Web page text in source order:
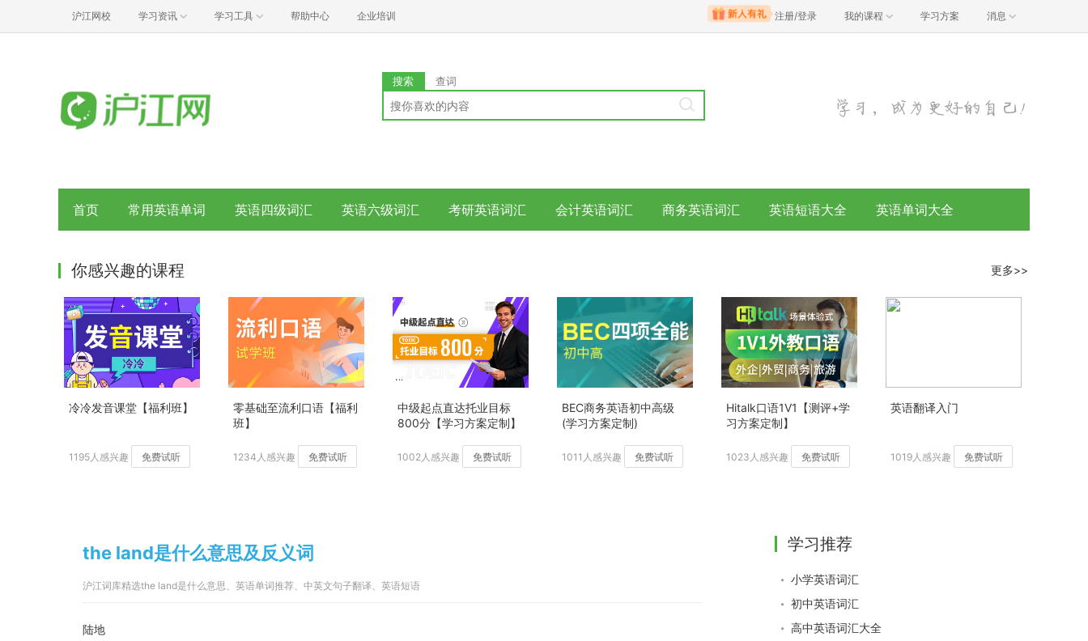
沪江网校 学习资讯 学习工具 帮助中心 企业培训 注册/登录 我的课程 学习方案 消息
搜索 查词
首页 常用英语单词 英语四级词汇 英语六级词汇 考研英语词汇 会计英语词汇 商务英语词汇 英语短语大全 英语单词大全
你感兴趣的课程 更多>>
冷冷发音课堂【福利班】
1195人感兴趣 免费试听
零基础至流利口语【福利
班】
1234人感兴趣 免费试听
中级起点直达托业目标
800分【学习方案定制】
1002人感兴趣 免费试听
BEC商务英语初中高级
(学习方案定制)
1011人感兴趣 免费试听
Hitalk口语1V1【测评+学
习方案定制】
1023人感兴趣 免费试听
英语翻译入门
1019人感兴趣 免费试听
the land是什么意思及反义词
沪江词库精选the land是什么意思、英语单词推荐、中英文句子翻译、英语短语
陆地
学习推荐
小学英语词汇
初中英语词汇
高中英语词汇大全